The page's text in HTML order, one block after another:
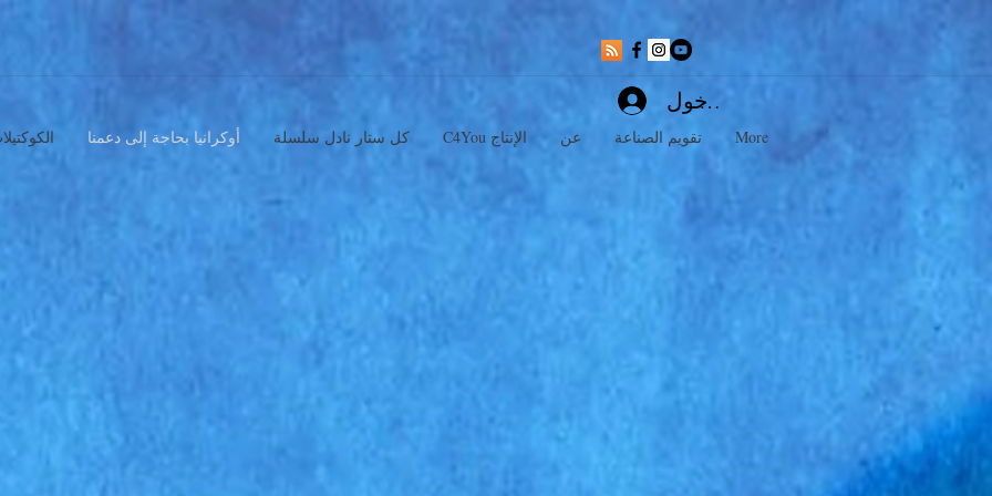
أوكرانيا بحاجة إلى دعمنا كل ستار نادل سلسلة C4You الإنتاج عن تقويم الصناعة More
تسجيل الدخول